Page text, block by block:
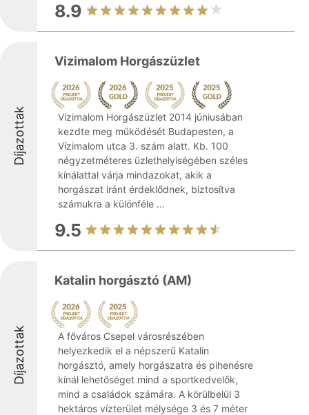
8.9
Díjazottak
Vizimalom Horgászüzlet
Vizimalom Horgászüzlet 2014 júniusában
kezdte meg működését Budapesten, a
Vízimalom utca 3. szám alatt. Kb. 100
négyzetméteres üzlethelyiségében széles
kínálattal várja mindazokat, akik a
horgászat iránt érdeklődnek, biztosítva
számukra a különféle ...
9.5
Díjazottak
Katalin horgásztó (AM)
A főváros Csepel városrészében
helyezkedik el a népszerű Katalin
horgásztó, amely horgászatra és pihenésre
kínál lehetőséget mind a sportkedvelők,
mind a családok számára. A körülbelül 3
hektáros vízterület mélysége 3 és 7 méter